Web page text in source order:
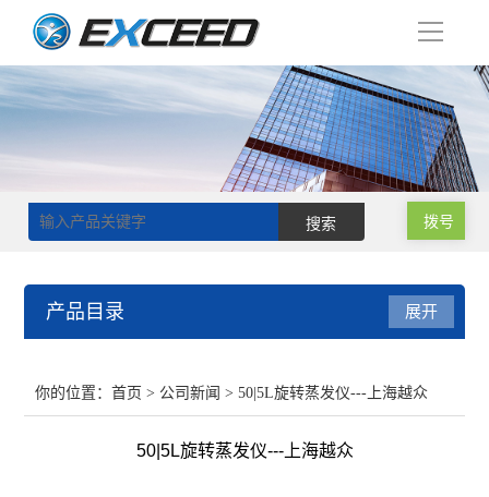
导
拨号
产品目录 展开
你的位置：首页 > 公司新闻 > 50|5L旋转蒸发仪---上海越众
50|5L旋转蒸发仪---上海越众